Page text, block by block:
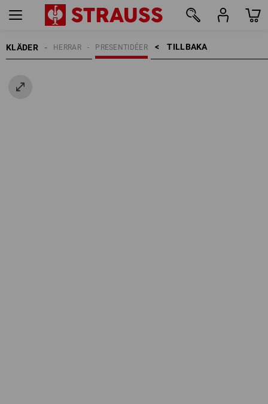
KLÄDER TILLBAKA    >
PRESENTIDÉER
HERRAR